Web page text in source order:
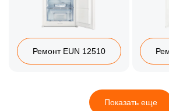
Ремонт EUN 12510
Показать еще